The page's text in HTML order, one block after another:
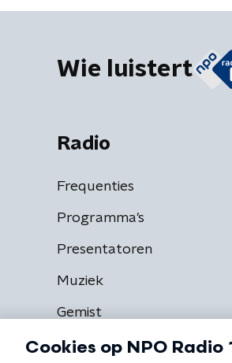
Wie luistert
Radio
Frequenties
Programma's
Presentatoren
Muziek
Gemist